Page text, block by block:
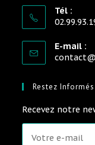
Tél :
E-mail :
Restez Informés
Recevez notre